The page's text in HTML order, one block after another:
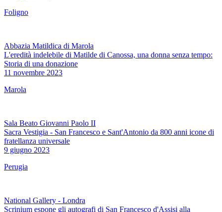
Foligno
Abbazia Matildica di Marola
L'eredità indelebile di Matilde di Canossa, una donna senza tempo:
Storia di una donazione
11 novembre 2023
Marola
Sala Beato Giovanni Paolo II
Sacra Vestigia - San Francesco e Sant'Antonio da 800 anni icone di
fratellanza universale
9 giugno 2023
Perugia
National Gallery - Londra
Scrinium espone gli autografi di San Francesco d'Assisi alla